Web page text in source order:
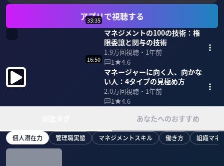
アプリで視聴する
33:35
マネジメントの100の技術：権
限委譲と関与の技術
1.9万回視聴・ 1年前
1
4.6
16:50
マネージャーに向く人、向かな
い人：4タイプの見極め方
2.0万回視聴・ 1年前
1
4.6
あなたへのおすすめ
個人潜在力 管理職実態 マネジメントスキル 働き方 組織マネ